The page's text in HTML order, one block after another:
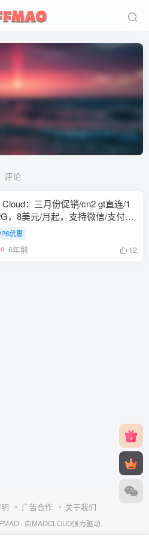
评论
Cloud：三月份促销/cn2 gt直连/1
，8美元/月起，支持微信/支付
所有圣何塞VPS终身8折
优惠
6年前 12
广告合作 关于我们
· 由MAOCLOUD强力驱动.